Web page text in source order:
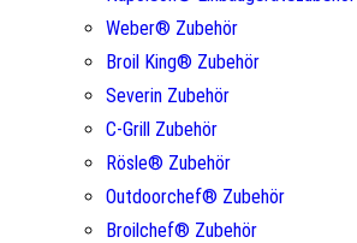
Weber® Zubehör
Broil King® Zubehör
Severin Zubehör
C-Grill Zubehör
Rösle® Zubehör
Outdoorchef® Zubehör
Broilchef® Zubehör